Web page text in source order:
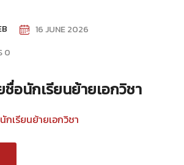
16 JUNE 2026
0
ชื่อนักเรียนย้ายเอกวิชา
กเรียนย้ายเอกวิชา